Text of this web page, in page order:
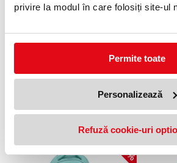
privire la modul în care folosiți site-ul
Permite toate
Personalizează
Refuză cookie-uri
Tip
11-14 ani
15 %